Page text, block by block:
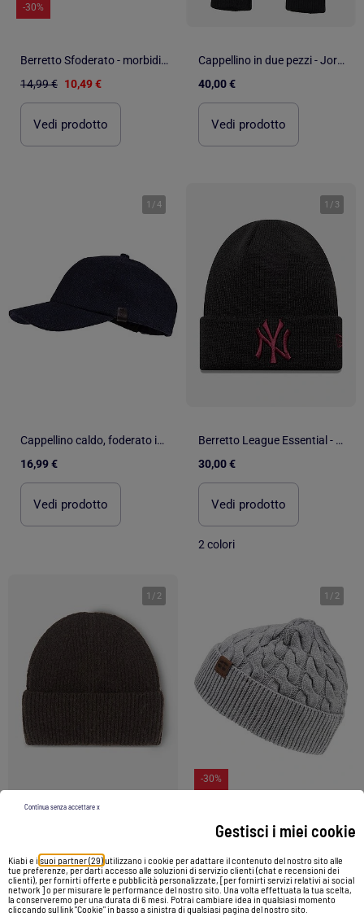
Gestisci i miei cookie
Kiabi e i suoi partner (29)utilizzano i cookie per adattare il contenuto del nostro sito alle
tue preferenze, per darti accesso alle soluzioni di servizio clienti (chat e recensioni dei
clienti), per fornirti offerte e pubblicità personalizzate, [per fornirti servizi relativi ai social
network ] o per misurare le performance del nostro sito. Una volta effettuata la tua scelta,
la conserveremo per una durata di 6 mesi. Potrai cambiare idea in qualsiasi momento
cliccando sul link "Cookie" in basso a sinistra di qualsiasi pagina del nostro sito.
Continua senza accettare x
-30%
Berretto Sfoderato - morbidissimo, taglia unica donna Isotoner
14,99 € 10,49 €
Vedi prodotto
Cappellino in due pezzi - Jordan
40,00 €
Vedi prodotto
1 /4
Cappellino caldo, foderato in tessuto uomo Isotoner
16,99 €
Vedi prodotto
1 / 3
Berretto League Essential - New Era
30,00 €
Vedi prodotto
2 colori
1 / 2
5,00 €
Vedi prodotto
1 / 2
-30%
Berretto Ultra morbido, sfoderato unisex bambino Isotoner
10,99 €
7,69 €
Vedi prodotto